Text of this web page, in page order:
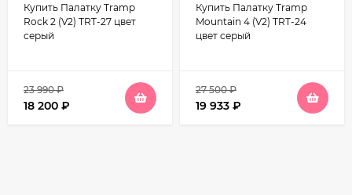
Купить Палатку Tramp
Rock 2 (V2) TRT-27 цвет
серый
23 990₽
18 200 ₽
Купить Палатку Tramp
Mountain 4 (V2) TRT-24
цвет серый
27 500₽
19 933 ₽